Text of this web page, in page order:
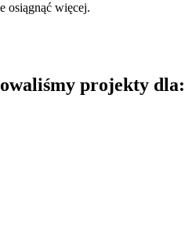
osiągnąć więcej.
projekty dla: